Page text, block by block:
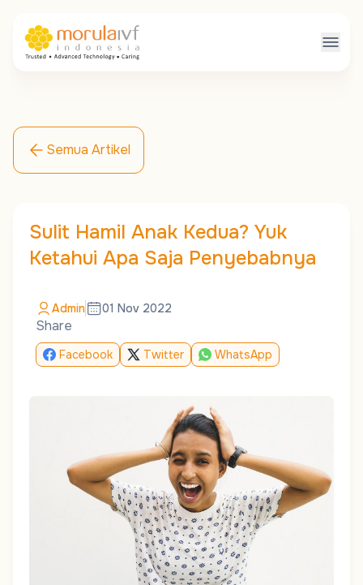
Semua Artikel
Sulit Hamil Anak Kedua? Yuk
Ketahui Apa Saja Penyebabnya
Admin 01 Nov 2022
Share
Facebook Twitter WhatsApp